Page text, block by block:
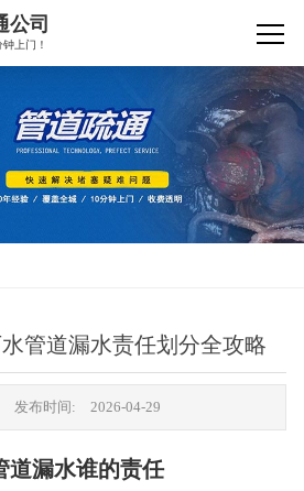
公司
上门！
管道漏水责任划分全攻略
发布时间: 2026-04-29
道漏水谁的责任